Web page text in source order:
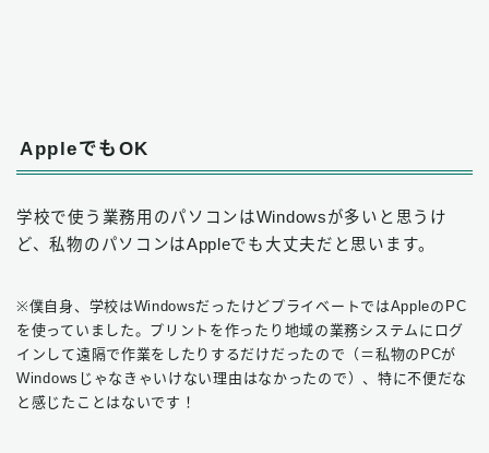
AppleでもOK
学校で使う業務用のパソコンはWindowsが多いと思うけ
ど、私物のパソコンはAppleでも大丈夫だと思います。
※僕自身、学校はWindowsだったけどプライベートではAppleのPC
を使っていました。プリントを作ったり地域の業務システムにログ
インして遠隔で作業をしたりするだけだったので（＝私物のPCが
Windowsじゃなきゃいけない理由はなかったので）、特に不便だな
と感じたことはないです！